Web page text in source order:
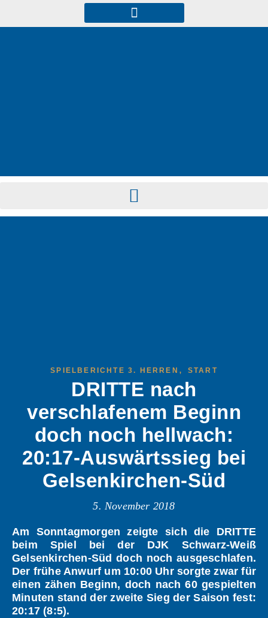
SPIELBERICHTE 3. HERREN , START
DRITTE nach
verschlafenem Beginn
doch noch hellwach:
20:17-Auswärtssieg bei
Gelsenkirchen-Süd
5. November 2018
Am Sonntagmorgen zeigte sich die DRITTE
beim Spiel bei der DJK Schwarz-Weiß
Gelsenkirchen-Süddoch noch ausgeschlafen.
Der frühe Anwurf um 10:00 Uhr sorgte zwarfür
einen zähen Beginn, doch nach 60 gespielten
Minuten stand der zweite Sieg der Saison fest:
20:17 (8:5).